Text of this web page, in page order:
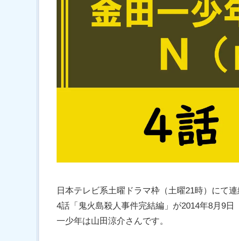
日本テレビ系土曜ドラマ枠（土曜21時）にて
4話「鬼火島殺人事件完結編」が2014年8月9
一少年は山田涼介さんです。